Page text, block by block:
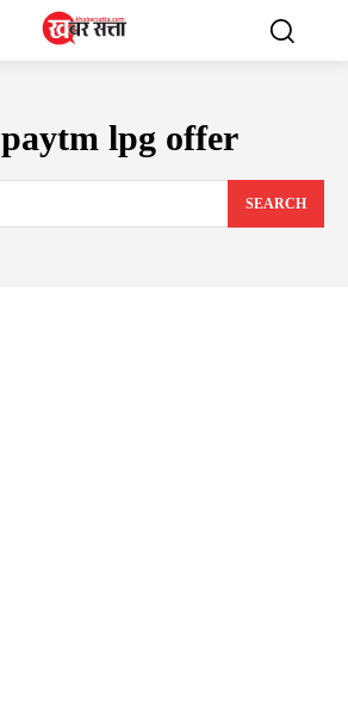
paytm lpg offer
SEARCH